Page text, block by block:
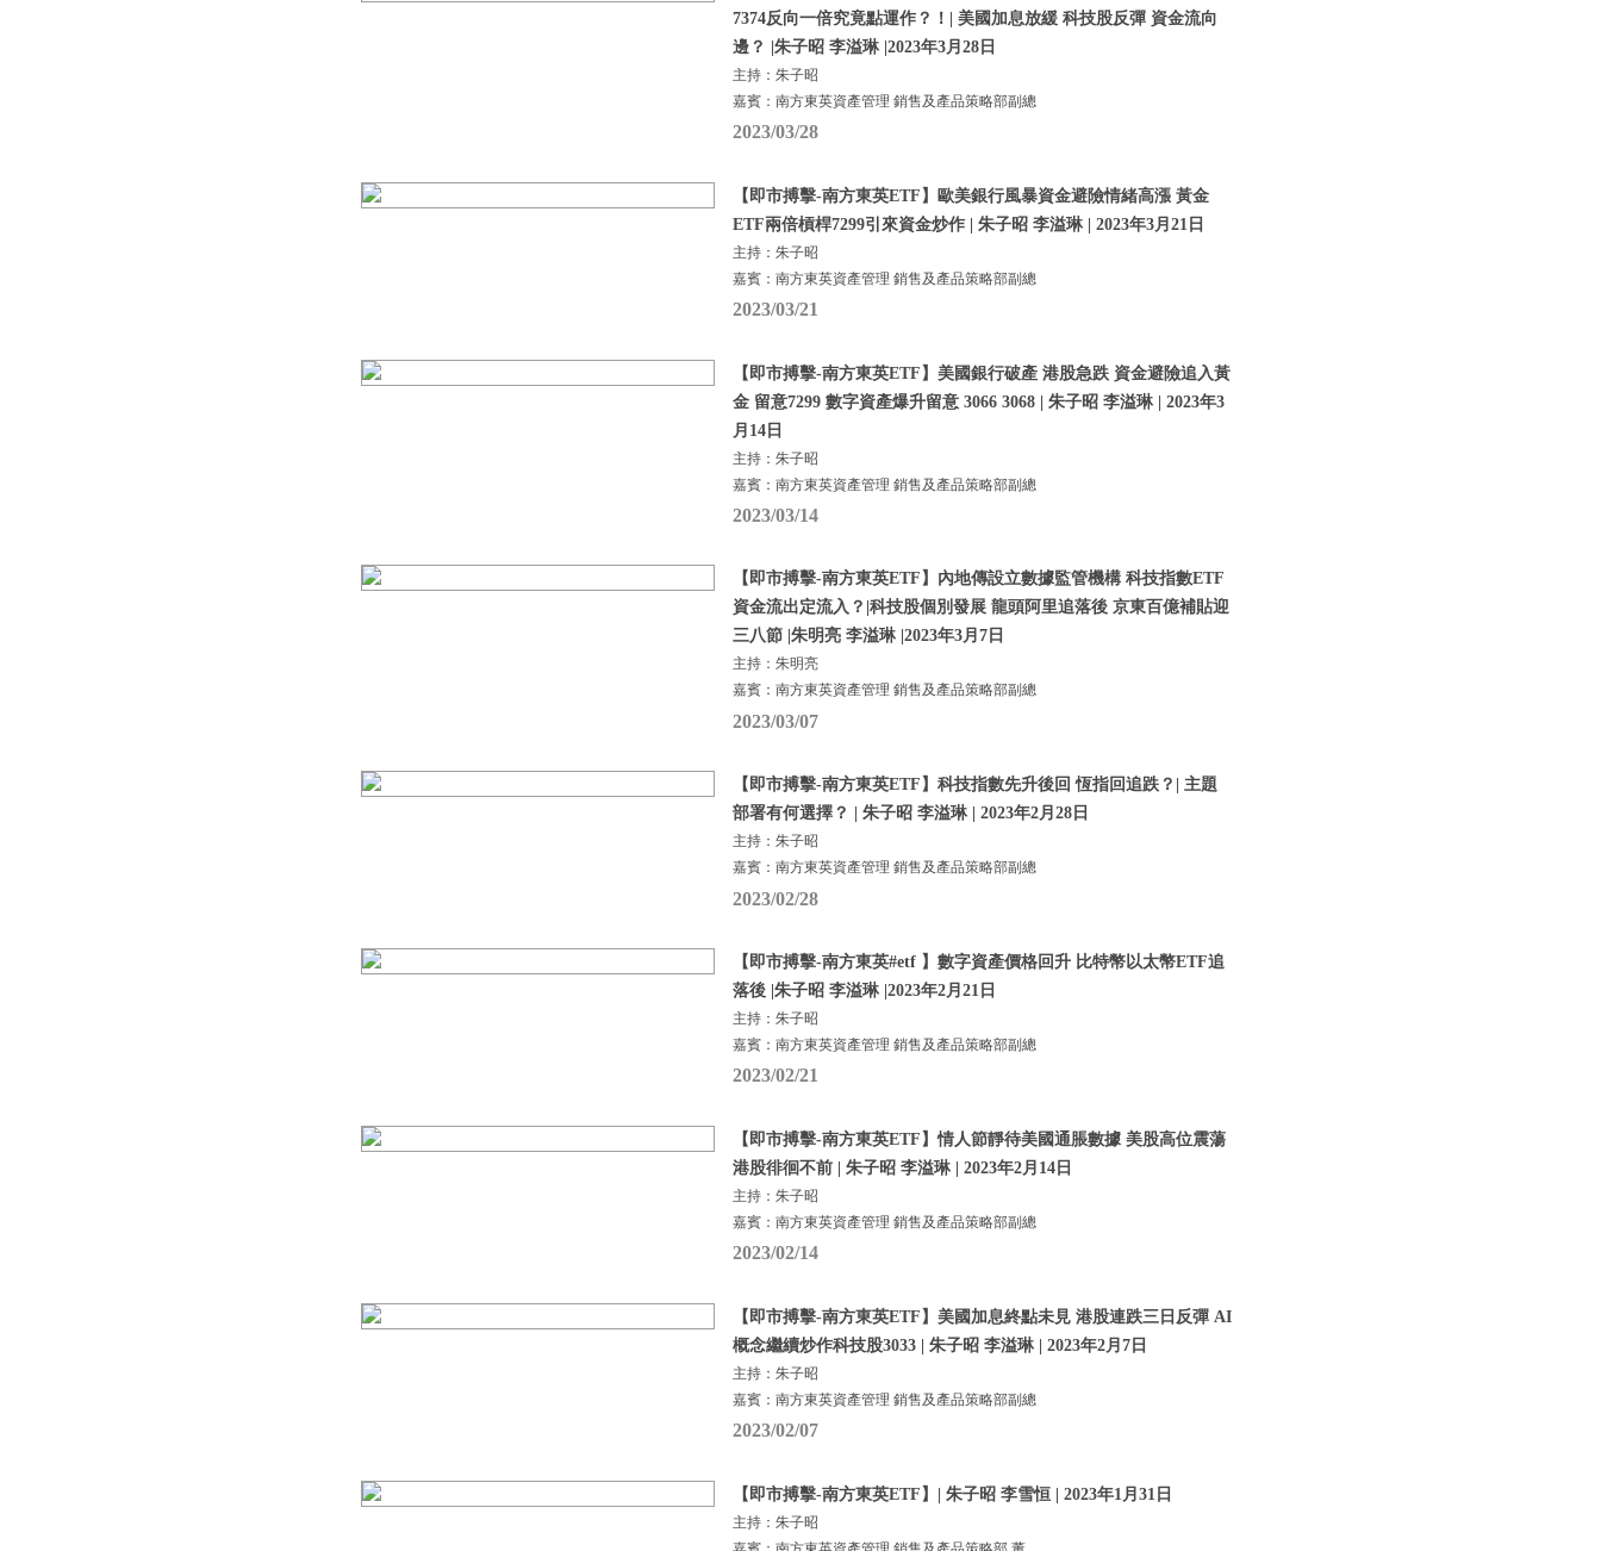
7374反向一倍究竟點運作？！| 美國加息放緩 科技股反彈 資金流向
邊？ |朱子昭 李溢琳 |2023年3月28日
主持：朱子昭
嘉賓：南方東英資產管理 銷售及產品策略部副總
2023/03/28
【即市搏擊-南方東英ETF】歐美銀行風暴資金避險情緒高漲 黃金
ETF兩倍槓桿7299引來資金炒作 | 朱子昭 李溢琳 | 2023年3月21日
主持：朱子昭
嘉賓：南方東英資產管理 銷售及產品策略部副總
2023/03/21
【即市搏擊-南方東英ETF】美國銀行破產 港股急跌 資金避險追入黃
金 留意7299 數字資產爆升留意 3066 3068 | 朱子昭 李溢琳 | 2023年3
月14日
主持：朱子昭
嘉賓：南方東英資產管理 銷售及產品策略部副總
2023/03/14
【即市搏擊-南方東英ETF】內地傳設立數據監管機構 科技指數ETF
資金流出定流入？|科技股個別發展 龍頭阿里追落後 京東百億補貼迎
三八節 |朱明亮 李溢琳 |2023年3月7日
主持：朱明亮
嘉賓：南方東英資產管理 銷售及產品策略部副總
2023/03/07
【即市搏擊-南方東英ETF】科技指數先升後回 恆指回追跌？| 主題
部署有何選擇？ | 朱子昭 李溢琳 | 2023年2月28日
主持：朱子昭
嘉賓：南方東英資產管理 銷售及產品策略部副總
2023/02/28
【即市搏擊-南方東英#etf 】數字資產價格回升 比特幣以太幣ETF追
落後 |朱子昭 李溢琳 |2023年2月21日
主持：朱子昭
嘉賓：南方東英資產管理 銷售及產品策略部副總
2023/02/21
【即市搏擊-南方東英ETF】情人節靜待美國通脹數據 美股高位震蕩
港股徘徊不前 | 朱子昭 李溢琳 | 2023年2月14日
主持：朱子昭
嘉賓：南方東英資產管理 銷售及產品策略部副總
2023/02/14
【即市搏擊-南方東英ETF】美國加息終點未見 港股連跌三日反彈 AI
概念繼續炒作科技股3033 | 朱子昭 李溢琳 | 2023年2月7日
主持：朱子昭
嘉賓：南方東英資產管理 銷售及產品策略部副總
2023/02/07
【即市搏擊-南方東英ETF】| 朱子昭 李雪恒 | 2023年1月31日
主持：朱子昭